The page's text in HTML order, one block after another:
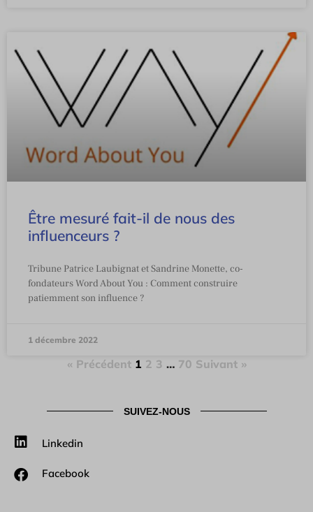
Être mesuré fait-il de nous des
influenceurs ?
Tribune Patrice Laubignat et Sandrine Monette, co-
fondateurs Word About You : Comment construire
patiemment son influence ?
1 décembre 2022
« Précédent 1 2 3 … 70 Suivant »
SUIVEZ-NOUS
Linkedin
Facebook